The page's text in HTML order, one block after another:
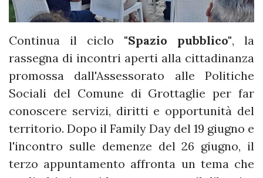
Continua il ciclo "Spazio pubblico", la
rassegna di incontri aperti alla cittadinanza
promossa dall'Assessorato alle Politiche
Sociali del Comune di Grottaglie per far
conoscere servizi, diritti e opportunità del
territorio. Dopo il Family Day del 19 giugno e
l'incontro sulle demenze del 26 giugno, il
terzo appuntamento affronta un tema che